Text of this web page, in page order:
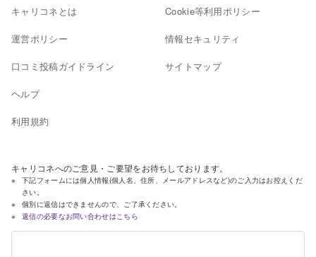
キャリコネとは
運営ポリシー
口コミ投稿ガイドライン
ヘルプ
利用規約
Cookie等利用ポリシー
情報セキュリティ
サイトマップ
キャリコネへのご意見・ご要望をお待ちしております。
下記フォームには個人情報(個人名、住所、メールアドレスなど)のご入力はお控えくだ
さい。
個別に返信はできませんので、ご了承ください。
返信の必要なお問い合わせはこちら